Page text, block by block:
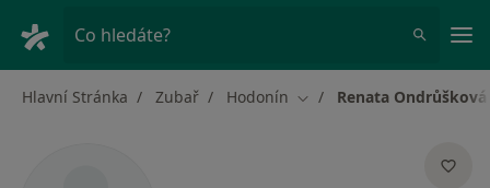
Co hledáte?
Hlavní Stránka Zubař Hodonín Změna města
Renata Ondrůšková